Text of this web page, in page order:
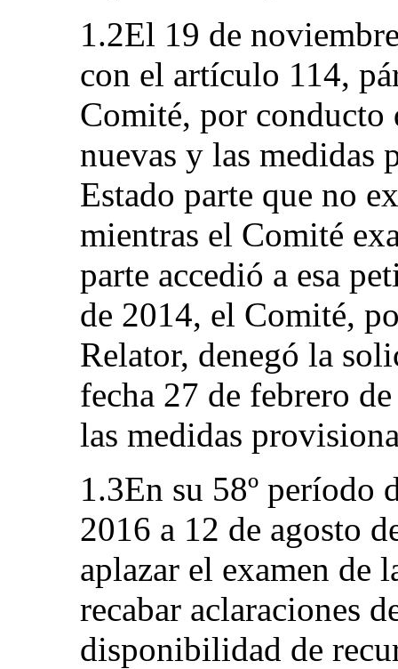
1.2El 19 de
con el artículo 114,
Comité, por conducto
nuevas y las
Estado parte que no
mientras el Comité
parte accedió a esa
de 2014, el Comité,
Relator, denegó la
fecha 27 de febrero
las medidas
1.3En su 58º período
2016 a 12 de agosto
aplazar el examen de
recabar aclaraciones
disponibilidad de